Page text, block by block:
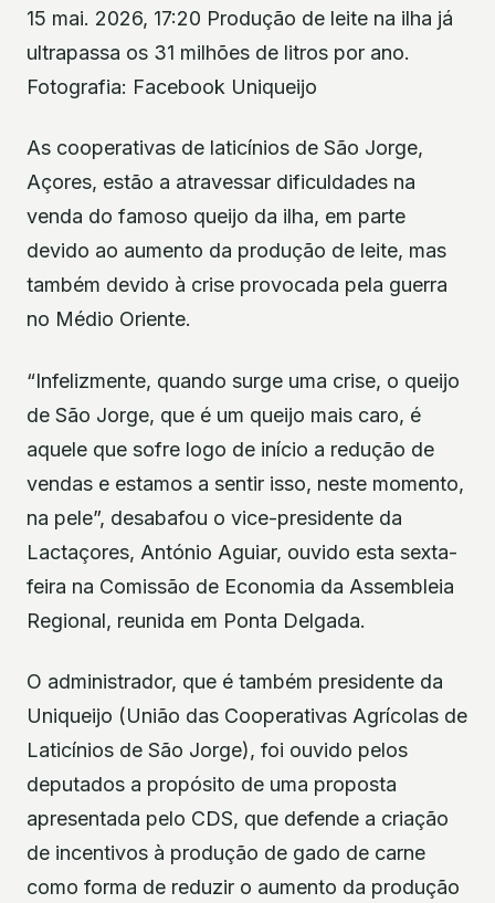
15 mai. 2026, 17:20 Produção de leite na ilha já
ultrapassa os 31 milhões de litros por ano.
Fotografia: Facebook Uniqueijo
As cooperativas de laticínios de São Jorge,
Açores, estão a atravessar dificuldades na
venda do famoso queijo da ilha, em parte
devido ao aumento da produção de leite, mas
também devido à crise provocada pela guerra
no Médio Oriente.
“Infelizmente, quando surge uma crise, o queijo
de São Jorge, que é um queijo mais caro, é
aquele que sofre logo de início a redução de
vendas e estamos a sentir isso, neste momento,
na pele”, desabafou o vice-presidente da
Lactaçores, António Aguiar, ouvido esta sexta-
feira na Comissão de Economia da Assembleia
Regional, reunida em Ponta Delgada.
O administrador, que é também presidente da
Uniqueijo (União das Cooperativas Agrícolas de
Laticínios de São Jorge), foi ouvido pelos
deputados a propósito de uma proposta
apresentada pelo CDS, que defende a criação
de incentivos à produção de gado de carne
como forma de reduzir o aumento da produção